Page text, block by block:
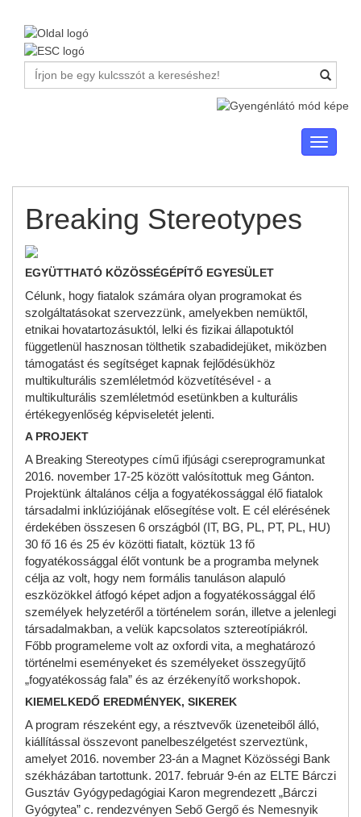
Toggle
Breaking Stereotypes
EGYÜTTHATÓ KÖZÖSSÉGÉPÍTŐ EGYESÜLET
Célunk, hogy fiatalok számára olyan programokat és
szolgáltatásokat szervezzünk, amelyekben nemüktől,
etnikai hovatartozásuktól, lelki és fizikai állapotuktól
függetlenül hasznosan tölthetik szabadidejüket, miközben
támogatást és segítséget kapnak fejlődésükhöz
multikulturális szemléletmód közvetítésével - a
multikulturális szemléletmód esetünkben a kulturális
értékegyenlőség képviseletét jelenti.
A PROJEKT
A Breaking Stereotypes című ifjúsági csereprogramunkat
2016. november 17-25 között valósítottuk meg Gánton.
Projektünk általános célja a fogyatékossággal élő fiatalok
társadalmi inklúziójának elősegítése volt. E cél elérésének
érdekében összesen 6 országból (IT, BG, PL, PT, PL, HU)
30 fő 16 és 25 év közötti fiatalt, köztük 13 fő
fogyatékossággal élőt vontunk be a programba melynek
célja az volt, hogy nem formális tanuláson alapuló
eszközökkel átfogó képet adjon a fogyatékossággal élő
személyek helyzetéről a történelem során, illetve a jelenlegi
társadalmakban, a velük kapcsolatos sztereotípiákról.
Főbb programeleme volt az oxfordi vita, a meghatározó
történelmi eseményeket és személyeket összegyűjtő
„fogyatékosság fala” és az érzékenyítő workshopok.
KIEMELKEDŐ EREDMÉNYEK, SIKEREK
A program részeként egy, a résztvevők üzeneteiből álló,
kiállítással összevont panelbeszélgetést szerveztünk,
amelyet 2016. november 23-án a Magnet Közösségi Bank
székházában tartottunk. 2017. február 9-én az ELTE Bárczi
Gusztáv Gyógypedagógiai Karon megrendezett „Bárczi
Gyógytea” c. rendezvényen Sebő Gergő és Nemesnyik